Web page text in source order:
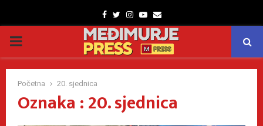
Facebook
TwitterInstagram
Youtube
Email
PRIMARY
MENU
Početna 20. sjednica
Oznaka : 20. sjednica